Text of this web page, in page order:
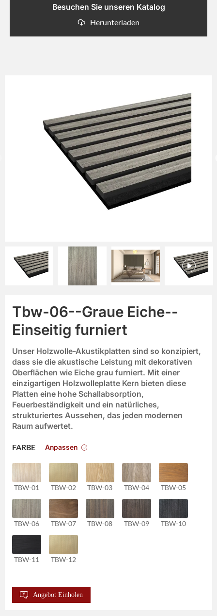
Besuchen Sie unseren Katalog
Herunterladen
Tbw-06--Graue Eiche--
Einseitig furniert
Unser Holzwolle-Akustikplatten sind so konzipiert,
dass sie die akustische Leistung mit dekorativen
Oberflächen wie Eiche grau furniert. Mit einer
einzigartigen Holzwolleplatte Kern bieten diese
Platten eine hohe Schallabsorption,
Feuerbeständigkeit und ein natürliches,
strukturiertes Aussehen, das jeden modernen
Raum aufwertet.
FARBE Anpassen
TBW-01 TBW-02 TBW-03 TBW-04 TBW-05
TBW-06 TBW-07 TBW-08 TBW-09 TBW-10
TBW-11 TBW-12
Angebot Einholen